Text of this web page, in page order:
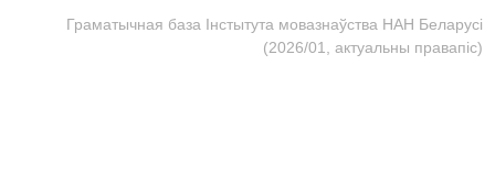
Граматычная база Інстытута мовазнаўства НАН Беларусі
(2026/01, актуальны правапіс)